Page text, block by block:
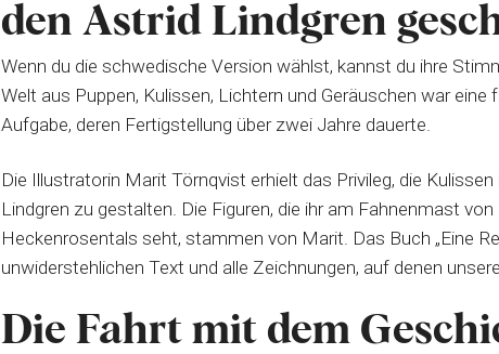
den Astrid Lindgren
Wenn du die schwedische Version wählst, kannst du ihre
Welt aus Puppen, Kulissen, Lichtern und Geräuschen war
Aufgabe, deren Fertigstellung über zwei Jahre dauerte.
Die Illustratorin Marit Törnqvist erhielt das Privileg, die
Lindgren zu gestalten. Die Figuren, die ihr am Fahnenmast
Heckenrosentals seht, stammen von Marit. Das Buch „Eine
unwiderstehlichen Text und alle Zeichnungen, auf denen
Die Fahrt mit dem